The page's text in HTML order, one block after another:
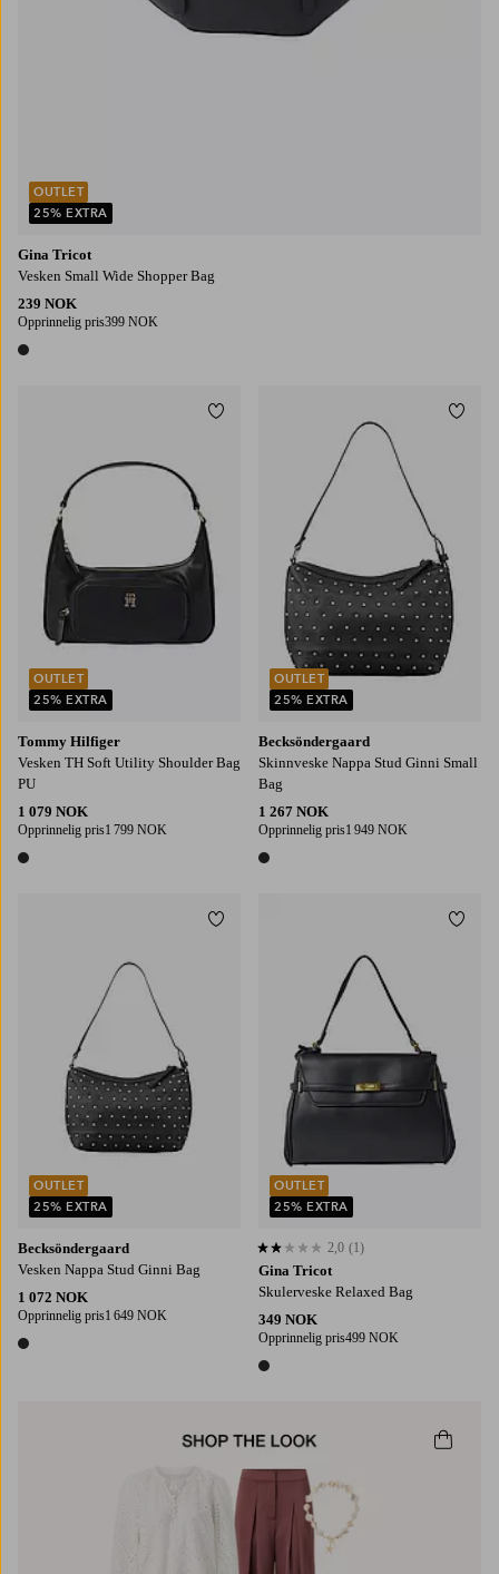
Gina Tricot
Vesken Small Wide Shopper Bag
239 NOK
Opprinnelig pris399 NOK
1 farge
OUTLET
25% EXTRA
Tommy Hilfiger
Vesken TH Soft Utility Shoulder Bag
PU
1 079 NOK
Opprinnelig pris1 799 NOK
1 farge
OUTLET
25% EXTRA
Legg til favoritter
Becksöndergaard
Skinnveske Nappa Stud Ginni Small
Bag
1 267 NOK
Opprinnelig pris1 949 NOK
1 farge
OUTLET
25% EXTRA
Becksöndergaard
Vesken Nappa Stud Ginni Bag
1 072 NOK
Opprinnelig pris1 649 NOK
1 farge
OUTLET
25% EXTRA
Legg til favoritter
Gina Tricot
Skulerveske Relaxed Bag
349 NOK
Opprinnelig pris499 NOK
1 farge
2,0 basert på 1 karaktergivninger
2,0 (1)
OUTLET
25% EXTRA